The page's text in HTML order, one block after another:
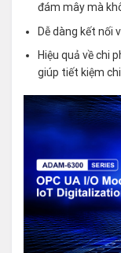
đám mây mà
Dễ dàng kết nối
Hiệu quả về chi
giúp tiết kiệm